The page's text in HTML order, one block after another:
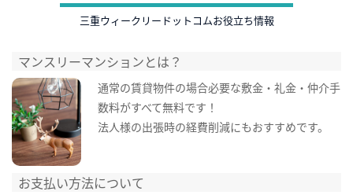
三重ウィークリードットコムお役立ち情報
マンスリーマンションとは？
通常の賃貸物件の場合必要な敷金・礼金・仲介手
数料がすべて無料です！
法人様の出張時の経費削減にもおすすめです。
お支払い方法について